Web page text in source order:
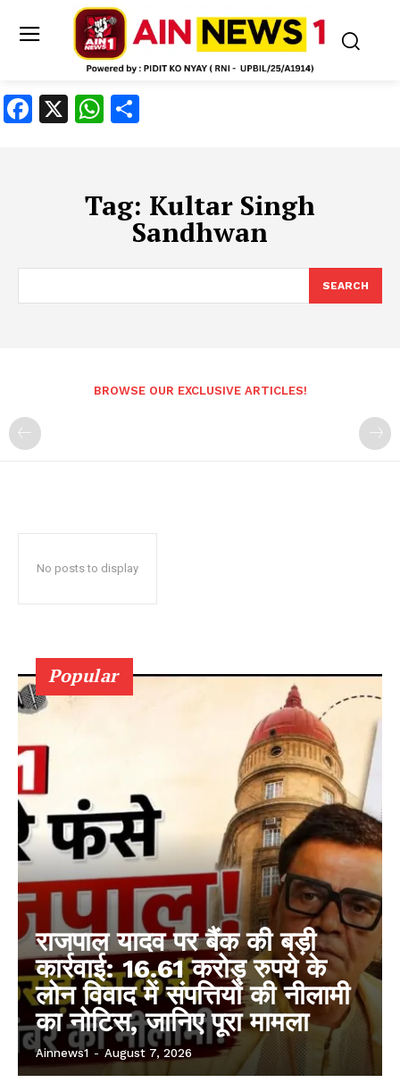
Facebook
X WhatsApp
Tag: Kultar Singh
Sandhwan
SEARCH
BROWSE OUR EXCLUSIVE ARTICLES!
No posts to display
Popular
राजपाल यादव पर बैंक की बड़ी
कार्रवाई: 16.61 करोड़ रुपये के
लोन विवाद में संपत्तियों की नीलामी
का नोटिस, जानिए पूरा मामला
Ainnews1 - August 7, 2026